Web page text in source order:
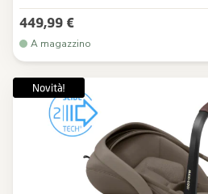
449,99 €
A magazzino